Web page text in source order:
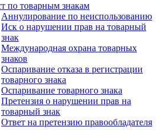
по товарным знакам
Аннулирование по неиспользованию
Иск о нарушении прав на товарный
знак
Международная охрана товарных
знаков
Оспаривание отказа в регистрации
товарного знака
Оспаривание товарного знака
Претензия о нарушении прав на
товарный знак
Ответ на претензию правообладателя